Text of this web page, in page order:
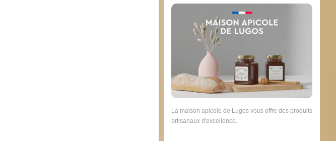
La maison apicole de Lugos vous offre des produits
artisanaux d'excellence.